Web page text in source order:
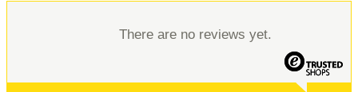
There are no reviews yet.